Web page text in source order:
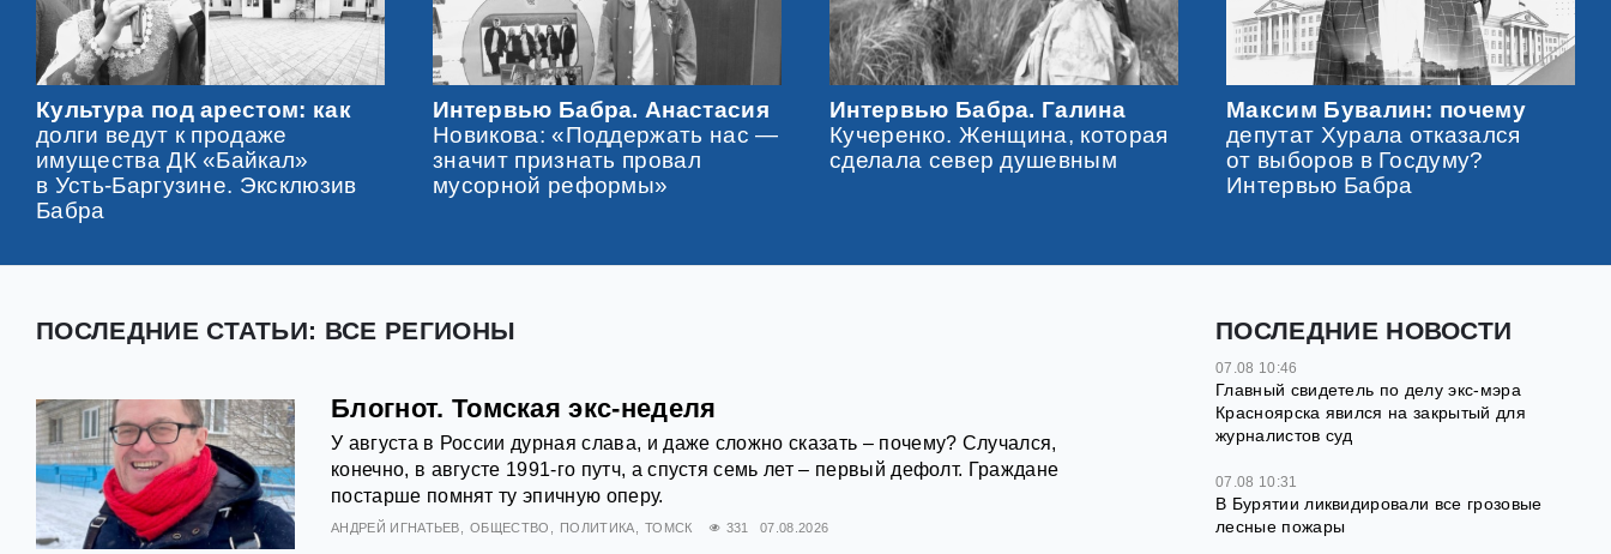
Культура под арестом: как
долги ведут к продаже
имущества ДК «Байкал»
в Усть-Баргузине. Эксклюзив
Бабра
Интервью Бабра. Анастасия
Новикова: «Поддержать нас —
значит признать провал
мусорной реформы»
Интервью Бабра. Галина
Кучеренко. Женщина, которая
сделала север душевным
Максим Бувалин: почему
депутат Хурала отказался
от выборов в Госдуму?
Интервью Бабра
ПОСЛЕДНИЕ СТАТЬИ: ВСЕ РЕГИОНЫ
Блогнот. Томская экс-неделя
У августа в России дурная слава, и даже сложно сказать – почему? Случался,
конечно, в августе 1991-го путч, а спустя семь лет – первый дефолт. Граждане
постарше помнят ту эпичную оперу.
АНДРЕЙ ИГНАТЬЕВ ОБЩЕСТВО ПОЛИТИКА ТОМСК 331 07.08.2026
ПОСЛЕДНИЕ НОВОСТИ
07.08 10:46
Главный свидетель по делу экс-мэра
Красноярска явился на закрытый для
журналистов суд
07.08 10:31
В Бурятии ликвидировали все грозовые
лесные пожары